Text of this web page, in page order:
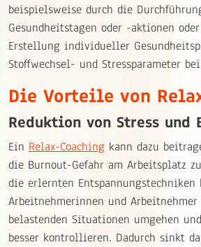
beispielsweise durch die
Gesundheitstagen oder -aktionen
Erstellung individueller
Stoffwechsel- und Stressparameter
Die Vorteile von
Reduktion von Stress und
Ein Relax-Coaching kann dazu
die Burnout-Gefahr am Arbeitsplatz
die erlernten Entspannungstechniken
Arbeitnehmerinnen und
belastenden Situationen umgehen
besser kontrollieren. Dadurch sinkt